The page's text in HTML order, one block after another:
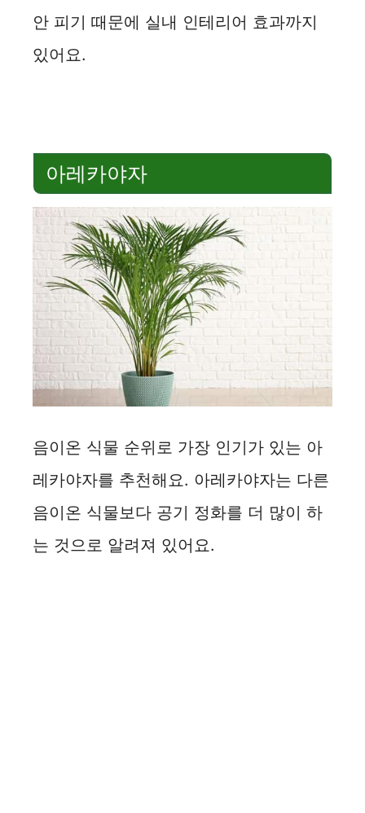
안 피기 때문에 실내 인테리어 효과까지
있어요.
아레카야자
음이온 식물 순위로 가장 인기가 있는 아
레카야자를 추천해요. 아레카야자는 다른
음이온 식물보다 공기 정화를 더 많이 하
는 것으로 알려져 있어요.